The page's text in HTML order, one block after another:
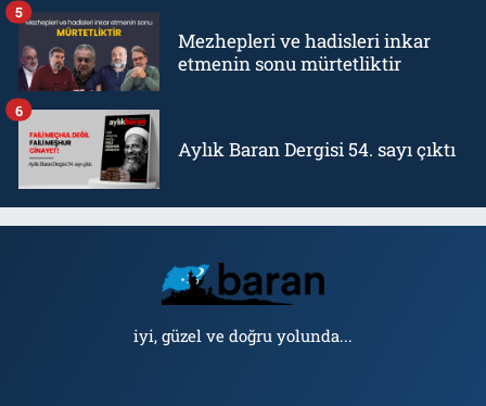
Mezhepleri ve hadisleri inkar
etmenin sonu mürtetliktir
5
Aylık Baran Dergisi 54. sayı çıktı
6
iyi, güzel ve doğru yolunda...